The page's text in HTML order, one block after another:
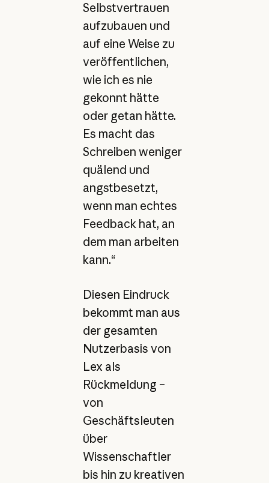
Selbstvertrauen
aufzubauen und
auf eine Weise zu
veröffentlichen,
wie ich es nie
gekonnt hätte
oder getan hätte.
Es macht das
Schreiben weniger
quälend und
angstbesetzt,
wenn man echtes
Feedback hat, an
dem man arbeiten
kann.“
Diesen Eindruck
bekommt man aus
der gesamten
Nutzerbasis von
Lex als
Rückmeldung –
von
Geschäftsleuten
über
Wissenschaftler
bis hin zu kreativen